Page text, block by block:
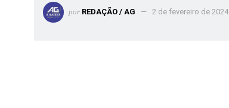
por REDAÇÃO / AG 2 de fevereiro de 2024